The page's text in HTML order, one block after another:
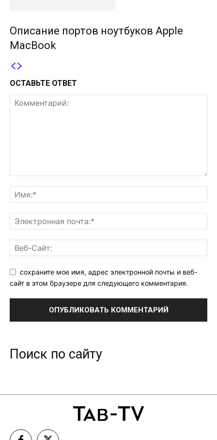
Описание портов ноутбуков Apple
MacBook
ОСТАВЬТЕ ОТВЕТ
сохраните мое имя, адрес электронной почты и веб-
сайт в этом браузере для следующего комментария.
Поиск по сайту